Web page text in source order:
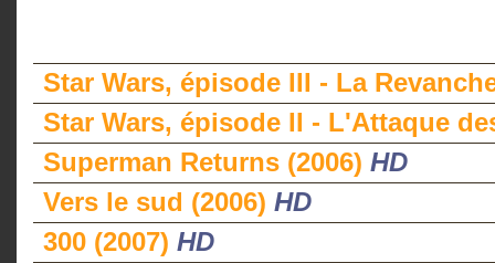
Star Wars, épisode III - La
Star Wars, épisode II - L'Attaque
Superman Returns (2006) HD
Vers le sud (2006) HD
300 (2007) HD